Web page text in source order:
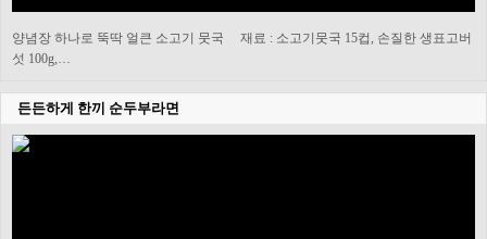
양념장 하나로 뚝딱 얼큰 소고기 뭇국 재료 : 소고기뭇국 15컵, 손질한 생표고버
섯 100g,…
든든하게 한끼 순두부라면